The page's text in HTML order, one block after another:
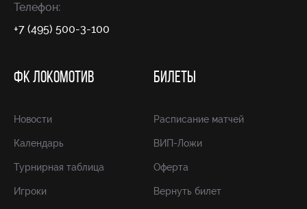
Телефон:
+7 (495) 500-3-100
ФК ЛОКОМОТИВ
Новости
Календарь
Турнирная таблица
Игроки
БИЛЕТЫ
Расписание матчей
ВИП-Ложи
Оферта
Вернуть билет